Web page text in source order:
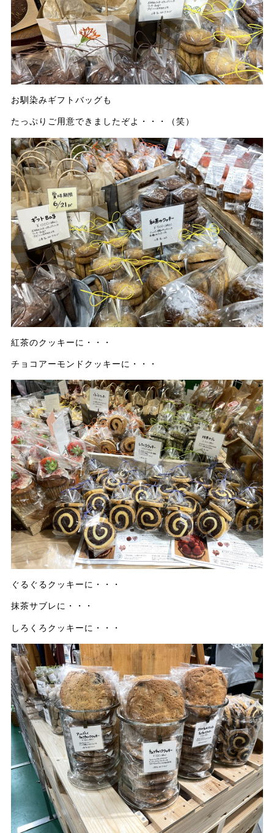
お馴染みギフトバッグも
たっぷりご用意できましたぞよ・・・（笑）
紅茶のクッキーに・・・
チョコアーモンドクッキーに・・・
ぐるぐるクッキーに・・・
抹茶サブレに・・・
しろくろクッキーに・・・